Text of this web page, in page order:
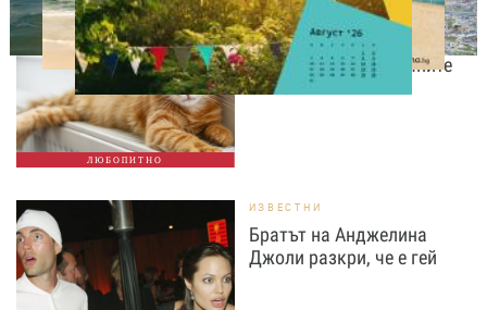
ЛЮБОПИТНО
Световен ден на котките:
10 любопитни факта за
едни от най-загадъчните
животни
ИЗВЕСТНИ
Братът на Анджелина
Джоли разкри, че е гей